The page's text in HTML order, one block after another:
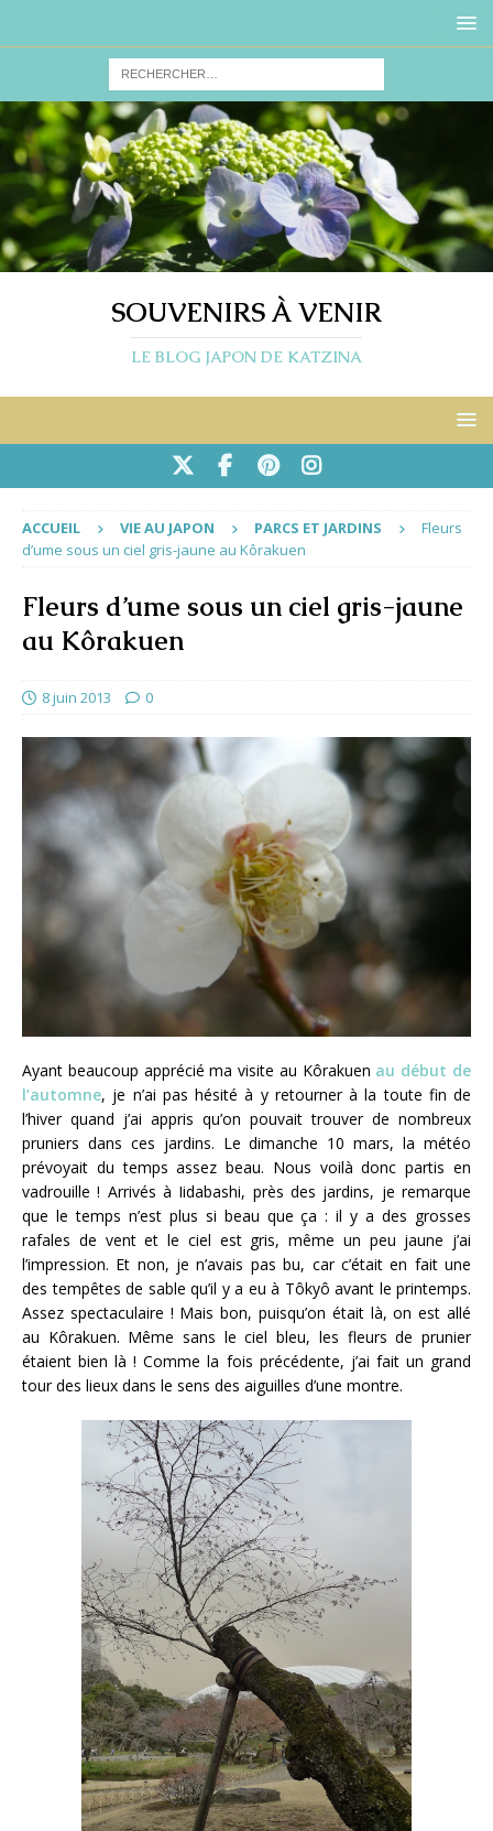
SOUVENIRS À VENIR
LE BLOG JAPON DE KATZINA
ACCUEIL VIE AU JAPON PARCS ET JARDINS
Fleurs
d’ume sous un ciel gris-jaune au Kôrakuen
Fleurs d’ume sous un ciel gris-jaune
au Kôrakuen
8 juin 2013 0
Ayant beaucoup apprécié ma visite au Kôrakuen au début de
l’automne, je n’ai pas hésité à y retourner à la toute fin de
l’hiver quand j’ai appris qu’on pouvait trouver de nombreux
pruniers dans ces jardins. Le dimanche 10 mars, la météo
prévoyait du temps assez beau. Nous voilà donc partis en
vadrouille ! Arrivés à Iidabashi, près des jardins, je remarque
que le temps n’est plus si beau que ça : il y a des grosses
rafales de vent et le ciel est gris, même un peu jaune j’ai
l’impression. Et non, je n’avais pas bu, car c’était en fait une
des tempêtes de sable qu’il y a eu à Tôkyô avant le printemps.
Assez spectaculaire ! Mais bon, puisqu’on était là, on est allé
au Kôrakuen. Même sans le ciel bleu, les fleurs de prunier
étaient bien là ! Comme la fois précédente, j’ai fait un grand
tour des lieux dans le sens des aiguilles d’une montre.